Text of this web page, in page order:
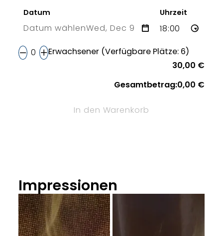
Datum
Datum wählenWed, Dec 9
Uhrzeit
Erwachsener (Verfügbare Plätze: 6)
30,00 €
Gesamtbetrag:0,00 €
In den Warenkorb
Impressionen